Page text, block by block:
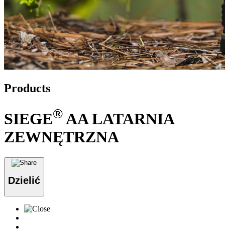
Products
SIEGE® AA LATARNIA
ZEWNĘTRZNA
Dzielić